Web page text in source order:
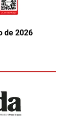
de 2026